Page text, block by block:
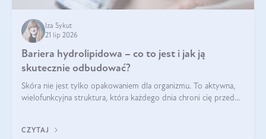
Iza Sykut
21 lip 2026
Bariera hydrolipidowa – co to jest i jak ją
skutecznie odbudować?
Skóra nie jest tylko opakowaniem dla organizmu. To aktywna,
wielofunkcyjna struktura, która każdego dnia chroni cię przed
bariera hydrolipidowa.
CZYTAJ